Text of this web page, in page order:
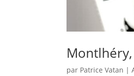
par Patrice Vatan |